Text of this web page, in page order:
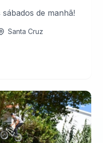
de manhã!
Santa Cruz